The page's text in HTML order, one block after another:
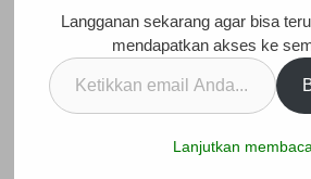
Langganan sekarang agar bisa
mendapatkan akses ke
Ketikkan
email
Lanjutkan membaca